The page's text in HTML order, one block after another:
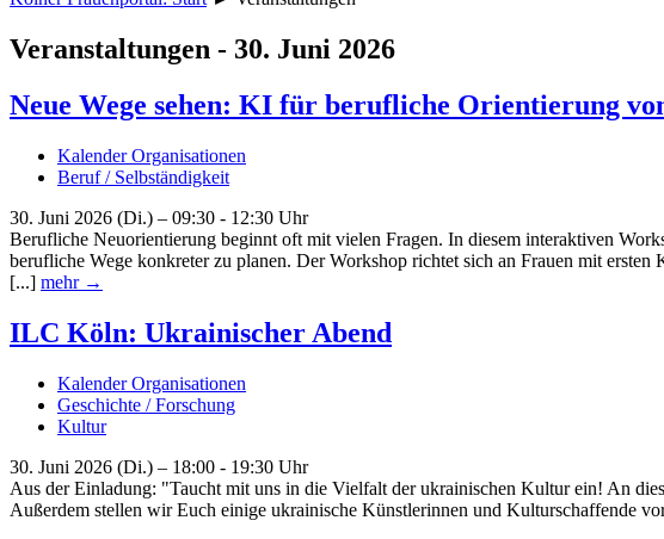
Veranstaltungen - 30. Juni 2026
Neue Wege sehen: KI für berufliche Orientierung
Kalender Organisationen
Beruf / Selbständigkeit
30. Juni 2026 (Di.) – 09:30 - 12:30 Uhr
Berufliche Neuorientierung beginnt oft mit vielen Fragen. In diesem interaktiven
berufliche Wege konkreter zu planen. Der Workshop richtet sich an Frauen mit
[...] mehr →
ILC Köln: Ukrainischer Abend
Kalender Organisationen
Geschichte / Forschung
Kultur
30. Juni 2026 (Di.) – 18:00 - 19:30 Uhr
Aus der Einladung: "Taucht mit uns in die Vielfalt der ukrainischen Kultur ein! An
Außerdem stellen wir Euch einige ukrainische Künstlerinnen und Kulturschaffende